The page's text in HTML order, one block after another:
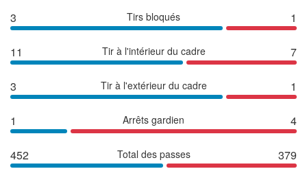
3 Tirs bloqués 1
11 Tir à l'intérieur du cadre 7
3 Tir à l'extérieur du cadre 1
1 Arrêts gardien 4
452 Total des passes 379